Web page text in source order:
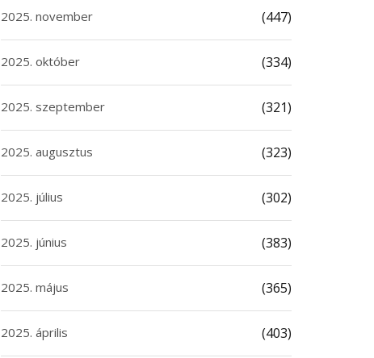
2025. november (447)
2025. október (334)
2025. szeptember (321)
2025. augusztus (323)
2025. július (302)
2025. június (383)
2025. május (365)
2025. április (403)